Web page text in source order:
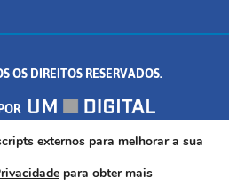
ferramentas
OS DIREITOS RESERVADOS.
- PALMEIRAS, FORMIGA/MG - CEP:
35.574.530
externos para melhorar a sua
para obter mais